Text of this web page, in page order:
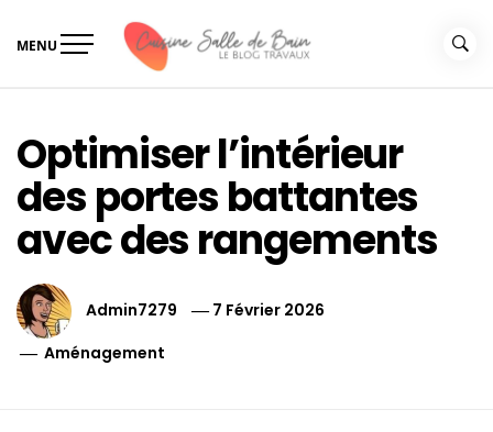
MENU
Optimiser l’intérieur
des portes battantes
avec des rangements
Admin7279
7 Février 2026
Aménagement